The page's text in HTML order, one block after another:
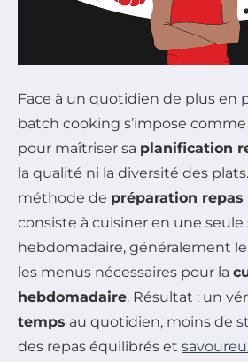
Face à un quotidien de plus en
batch cooking s’impose
pour maîtriser sa planification
la qualité ni la diversité des
méthode de préparation repas
consiste à cuisiner en une seule
hebdomadaire, généralement
les menus nécessaires pour la
hebdomadaire. Résultat : un
temps au quotidien, moins de
des repas équilibrés et